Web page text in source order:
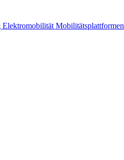
Elektromobilität Mobilitätsplattformen